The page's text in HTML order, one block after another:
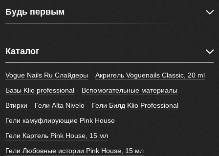
Будь первым
Каталог
Vogue Nails Ru Слайдеры
Акригель Voguenails Classic, 20 ml
Базы Klio professional
Вспомогательные материалы
Втирки
Гели Alta Nivelo
Гели Билд Klio Professional
Гели камуфлирующие Pink House
Гели Картель Pink House, 15 мл
Гели Любовные истории Pink House, 15 мл